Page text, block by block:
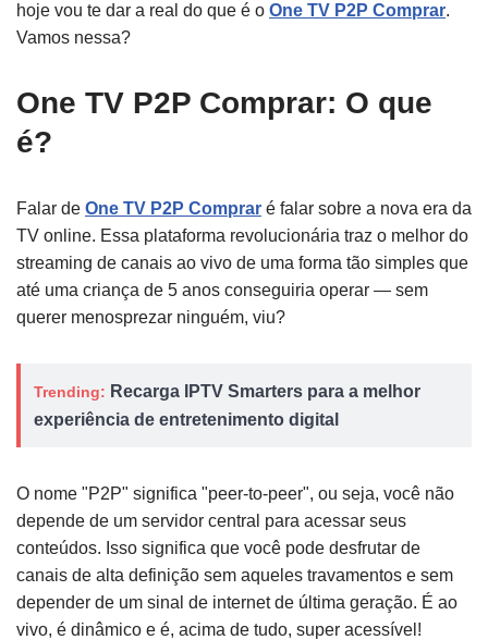
hoje vou te dar a real do que é o One TV P2P Comprar.
Vamos nessa?
One TV P2P Comprar: O que
é?
Falar de One TV P2P Comprar é falar sobre a nova era da
TV online. Essa plataforma revolucionária traz o melhor do
streaming de canais ao vivo de uma forma tão simples que
até uma criança de 5 anos conseguiria operar — sem
querer menosprezar ninguém, viu?
Trending: Recarga IPTV Smarters para a melhor
experiência de entretenimento digital
O nome "P2P" significa "peer-to-peer", ou seja, você não
depende de um servidor central para acessar seus
conteúdos. Isso significa que você pode desfrutar de
canais de alta definição sem aqueles travamentos e sem
depender de um sinal de internet de última geração. É ao
vivo, é dinâmico e é, acima de tudo, super acessível!